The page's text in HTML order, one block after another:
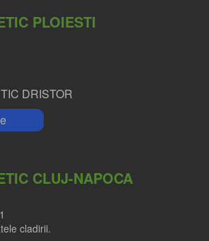
PLOIESTI
CLUJ-NAPOCA
cladirii.